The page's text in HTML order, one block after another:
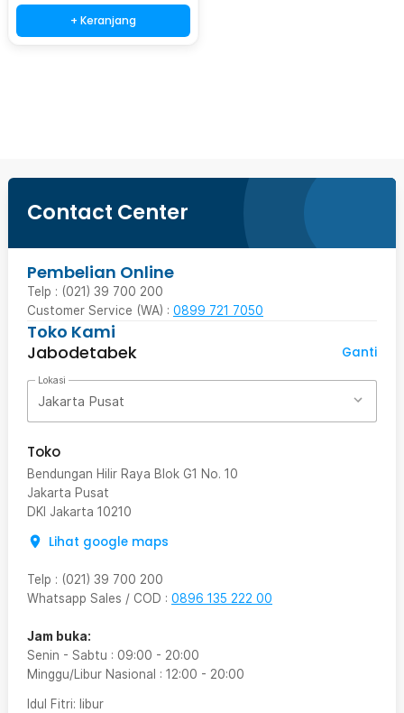
+ Keranjang
Contact Center
Pembelian Online
Telp : (021) 39 700 200
Customer Service (WA) : 0899 721 7050
Toko Kami
Jabodetabek
Ganti
Lokasi
Jakarta Pusat
Toko
Bendungan Hilir Raya Blok G1 No. 10
Jakarta Pusat
DKI Jakarta 10210
Lihat google maps
Telp : (021) 39 700 200
Whatsapp Sales / COD : 0896 135 222 00
Jam buka:
Senin - Sabtu : 09:00 - 20:00
Minggu/Libur Nasional : 12:00 - 20:00
Idul Fitri: libur